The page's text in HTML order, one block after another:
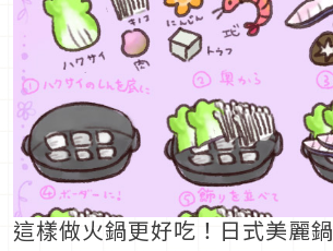
這樣做火鍋更好吃！日式美麗